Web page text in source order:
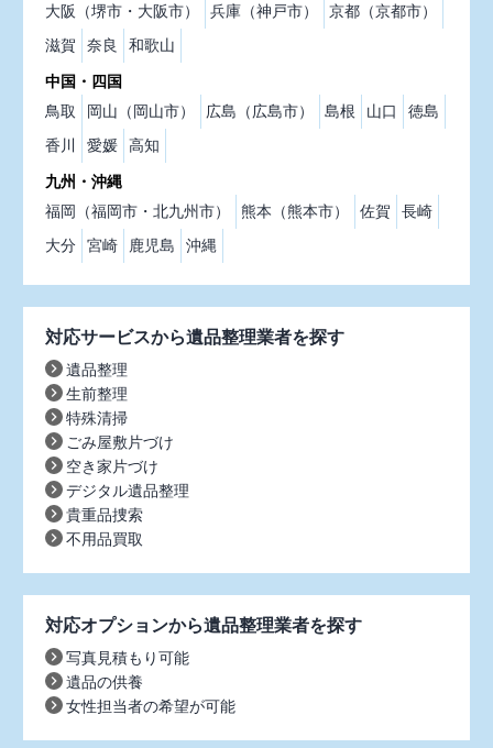
大阪（堺市・大阪市）
兵庫（神戸市）
京都（京都市）
滋賀
奈良 和歌山
中国・四国
鳥取
岡山（岡山市） 広島（広島市） 島根 山口
徳島
香川
愛媛 高知
九州・沖縄
福岡（福岡市・北九州市）
熊本（熊本市） 佐賀
長崎
大分
宮崎 鹿児島 沖縄
対応サービスから遺品整理業者を探す
遺品整理
生前整理
特殊清掃
ごみ屋敷片づけ
空き家片づけ
デジタル遺品整理
貴重品捜索
不用品買取
対応オプションから遺品整理業者を探す
写真見積もり可能
遺品の供養
女性担当者の希望が可能